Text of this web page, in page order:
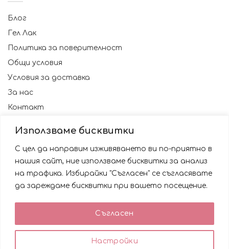
Използваме бисквитки
С цел да направим изживяването ви по-приятно в
нашия сайт, ние използваме бисквитки за анализ
на трафика. Избирайки "Съгласен" се съгласявате
да зареждаме бисквитки при вашето посещение.
Настройки
Съгласен
Блог
Гел Лак
Политика за поверителност
Общи условия
Условия за доставка
За нас
Контакт
© 2023 NAILSBG. Всички права запазени
0
Използваме бисквитки за да подобрим вашата
работа със сайта. Като ползвате сайта Вие се
съгласявате с използването им.
ACCEPT